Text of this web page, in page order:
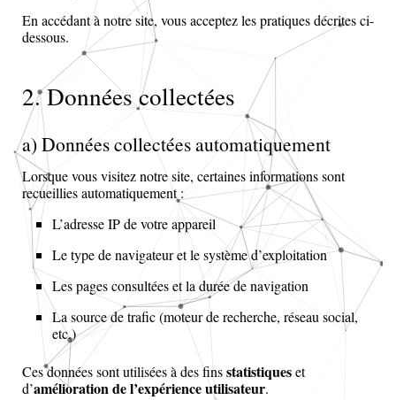
En accédant à notre site, vous acceptez les pratiques décrites ci-
dessous.
2. Données collectées
a) Données collectées automatiquement
Lorsque vous visitez notre site, certaines informations sont
recueillies automatiquement :
L’adresse IP de votre appareil
Le type de navigateur et le système d’exploitation
Les pages consultées et la durée de navigation
La source de trafic (moteur de recherche, réseau social,
etc.)
Ces données sont utilisées à des finsstatistiqueset
d’amélioration de l’expérience utilisateur.